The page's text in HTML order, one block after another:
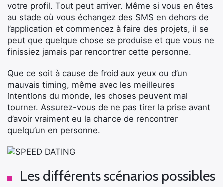
votre profil. Tout peut arriver. Même si vous en êtes
au stade où vous échangez des SMS en dehors de
l’application et commencez à faire des projets, il se
peut que quelque chose se produise et que vous ne
finissiez jamais par rencontrer cette personne.
Que ce soit à cause de froid aux yeux ou d’un
mauvais timing, même avec les meilleures
intentions du monde, les choses peuvent mal
tourner. Assurez-vous de ne pas tirer la prise avant
d’avoir vraiment eu la chance de rencontrer
quelqu’un en personne.
Les différents scénarios possibles